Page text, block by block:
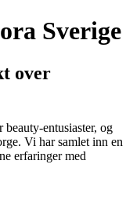
Sverige
over
entusiaster, og
Vi har samlet inn en
erfaringer med